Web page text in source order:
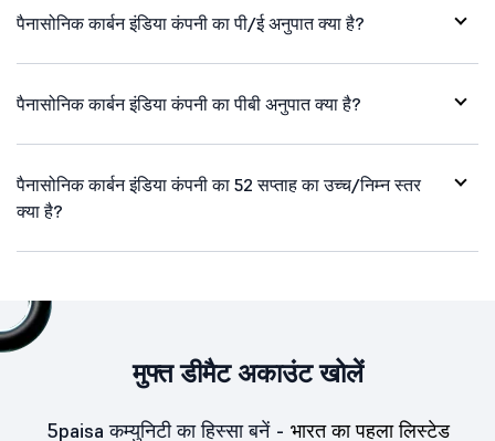
पैनासोनिक कार्बन इंडिया कंपनी का पी/ई अनुपात क्या है?
पैनासोनिक कार्बन इंडिया कंपनी का पीबी अनुपात क्या है?
पैनासोनिक कार्बन इंडिया कंपनी का 52 सप्ताह का उच्च/निम्न स्तर
क्या है?
मुफ्त डीमैट अकाउंट खोलें
5paisa कम्युनिटी का हिस्सा बनें - भारत का पहला लिस्टेड